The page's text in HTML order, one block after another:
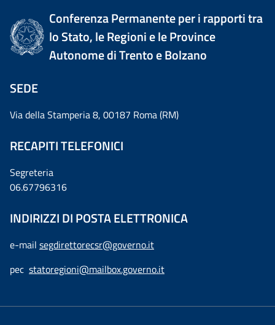
Conferenza Permanente per i rapporti tra
lo Stato, le Regioni e le Province
Autonome di Trento e Bolzano
SEDE
Via della Stamperia 8, 00187 Roma (RM)
RECAPITI TELEFONICI
Segreteria
06.67796316
INDIRIZZI DI POSTA ELETTRONICA
e-mail segdirettorecsr@governo.it
pec statoregioni@mailbox.governo.it